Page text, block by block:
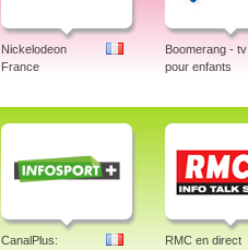
Nickelodeon
France
Boomerang - tv
pour enfants
CanalPlus:
RMC en direct